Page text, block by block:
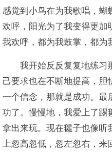
感觉到小鸟在为我歌唱，蝴
欢呼，阳光为了我变得更加
我欢呼，都为我鼓掌，都为
我开始反反复复地练习
己要求也在不断地提高，胆
一个信念，那就是成功。最
功了。慢慢地，我爱上了踢
拿出来玩。现在毽子也像听
上忽高忽低，忽左忽右，来